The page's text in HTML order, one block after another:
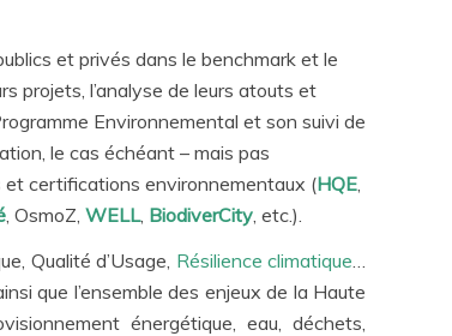
et privés dans le benchmark et le
projets, l’analyse de leurs atouts et
Environnemental et son suivi de
le cas échéant – mais pas
et certifications environnementaux (HQE,
, OsmoZ, WELL, BiodiverCity, etc.).
Qualité d’Usage, Résilience climatique…
que l’ensemble des enjeux de la Haute
énergétique, eau, déchets,